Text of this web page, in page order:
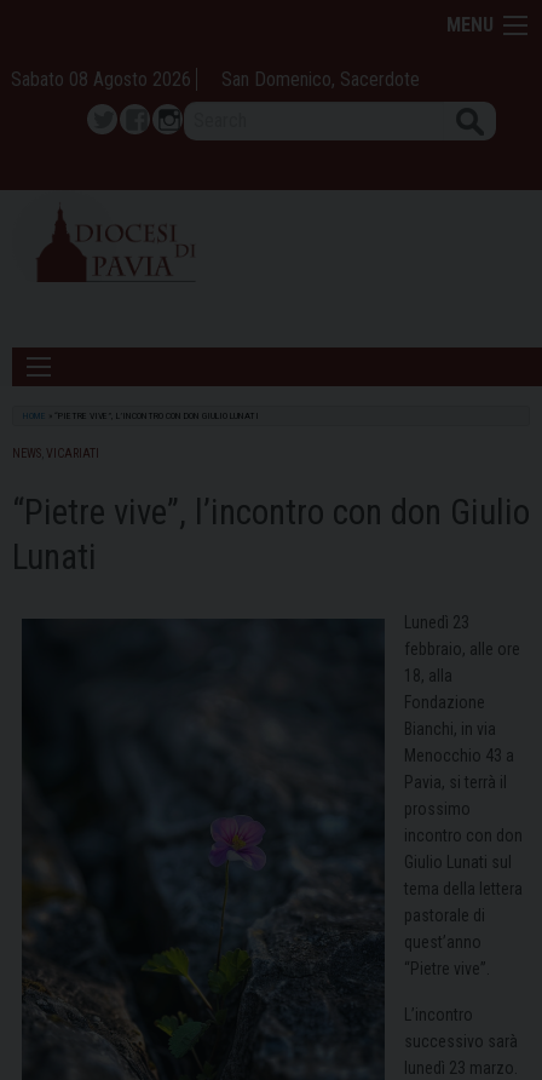
content
MENU
Sabato 08 Agosto 2026 San Domenico, Sacerdote
TwitterFacebook
Instagram
HOME “PIETRE VIVE”, L’INCONTRO CON DON GIULIO LUNATI
NEWS VICARIATI
“Pietre vive”, l’incontro con don Giulio
Lunati
Lunedì 23
febbraio, alle ore
18, alla
Fondazione
Bianchi, in via
Menocchio 43 a
Pavia, si terrà il
prossimo
incontro con don
Giulio Lunati sul
tema della lettera
pastorale di
quest’anno
“Pietre vive”.
L’incontro
successivo sarà
lunedì 23 marzo.